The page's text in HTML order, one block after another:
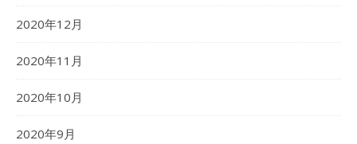
2020年12月
2020年11月
2020年10月
2020年9月